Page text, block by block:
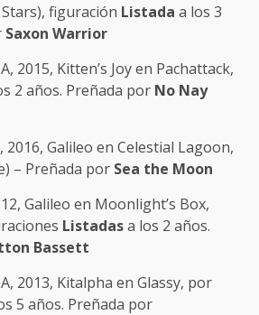
figuración Listada a los 3
Saxon Warrior
2015, Kitten’s Joy en Pachattack,
2 años. Preñada por No Nay
2016, Galileo en Celestial Lagoon,
– Preñada por Sea the Moon
Galileo en Moonlight’s Box,
Listadasa los 2 años.
Bassett
2013, Kitalpha en Glassy, por
5 años. Preñada por